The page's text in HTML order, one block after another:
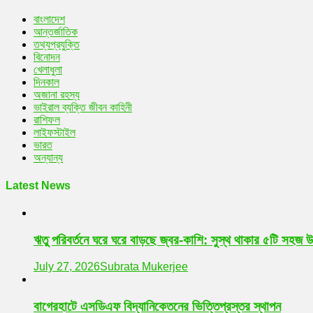
বাংলাদেশ
আন্তর্জাতিক
তথ্যপ্রযুক্তি
বিনোদন
খেলাধুলা
দিনকাল
অজানা রহস্য
ভাইরাল ব্যক্তি জীবন কাহিনী
রাশিফল
লাইফস্টাইল
ভারত
অন্যান্য
Latest News
ঋতু পরিবর্তনে ঘরে ঘরে বাড়ছে জ্বর-কাশি: সুস্থ থাকার ৫টি সহজ
July 27, 2026Subrata Mukerjee
বাগেরহাটে এসডিএফ বিদ্যানিকেতনের ভিত্তিপ্রস্তর স্থাপন